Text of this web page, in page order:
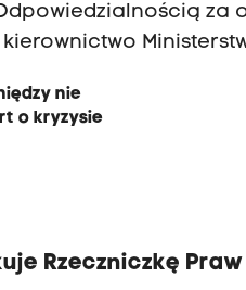
za
nie
o kryzysie
Rzeczniczkę